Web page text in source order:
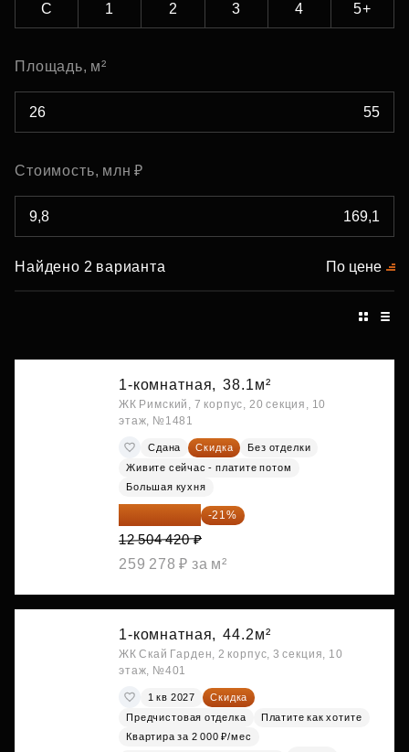
С 1 2 3 4 5+
Площадь, м²
Стоимость, млн ₽
Найдено 2 варианта По цене
1-комнатная, 38.1м²
ЖК Римский, 7 корпус, 20 секция, 10
этаж, №1481
Сдана Скидка
Без отделки
Живите сейчас - платите потом
Большая кухня
-21%
12 504 420 ₽
259 278 ₽ за м²
1-комнатная, 44.2м²
ЖК Скай Гарден, 2 корпус, 3 секция, 10
этаж, №401
1 кв 2027
Скидка
Предчистовая отделка
Платите как хотите
Квартира за 2 000 ₽/мес